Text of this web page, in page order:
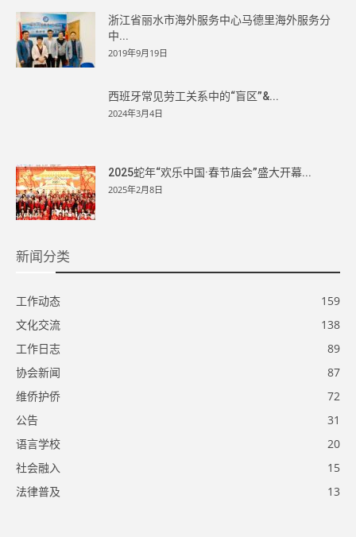
浙江省丽水市海外服务中心马德里海外服务分
中...
2019年9月19日
西班牙常见劳工关系中的“盲区”&...
2024年3月4日
2025蛇年“欢乐中国·春节庙会”盛大开幕...
2025年2月8日
新闻分类
工作动态
159
文化交流
138
工作日志
89
协会新闻
87
维侨护侨
72
公告
31
语言学校
20
社会融入
15
法律普及
13